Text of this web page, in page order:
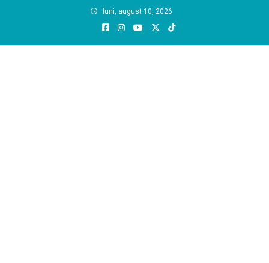
luni, august 10, 2026